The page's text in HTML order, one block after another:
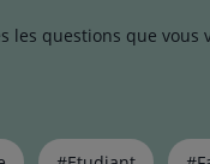
les questions que vous